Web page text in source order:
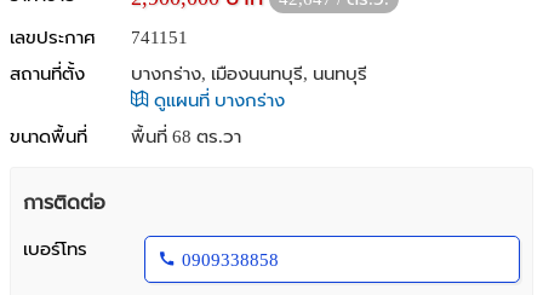
เลขประกาศ
741151
สถานที่ตั้ง
บางกร่าง, เมืองนนทบุรี, นนทบุรี
ดูแผนที่ บางกร่าง
ขนาดพื้นที่
พื้นที่ 68 ตร.วา
การติดต่อ
เบอร์โทร
0909338858